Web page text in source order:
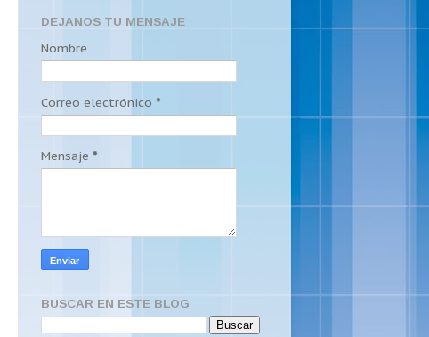
DEJANOS TU MENSAJE
Nombre
Correo electrónico *
Mensaje *
BUSCAR EN ESTE BLOG